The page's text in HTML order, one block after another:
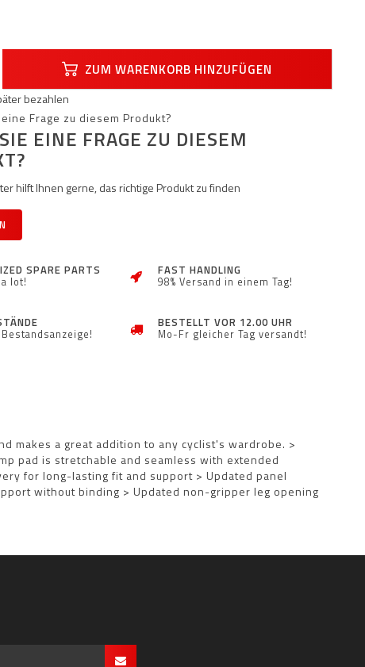
ZUM WARENKORB HINZUFÜGEN
bezahlen
EINE FRAGE ZU DIESEM
hilft Ihnen gerne, das richtige Produkt zu finden
SPARE PARTS
lot!
FAST HANDLING
98% Versand in einem Tag!
BESTELLT VOR 12.00 UHR
Mo-Fr gleicher Tag versandt!
makes a great addition to any cyclist's wardrobe. >
pad is stretchable and seamless with extended
for long-lasting fit and support > Updated panel
without binding > Updated non-gripper leg opening